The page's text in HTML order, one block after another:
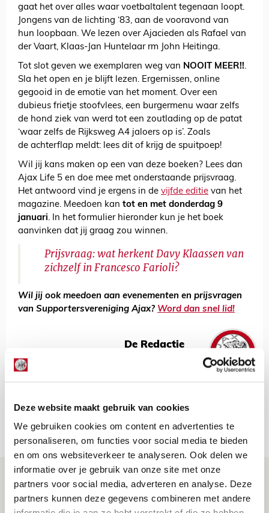
Deze website maakt gebruik van cookies
We gebruiken cookies om content en advertenties te
personaliseren, om functies voor social media te bieden
en om ons websiteverkeer te analyseren. Ook delen we
informatie over je gebruik van onze site met onze
partners voor social media, adverteren en analyse. Deze
partners kunnen deze gegevens combineren met andere
gaat het over alles waar voetbaltalent tegenaan loopt.
Jongens van de lichting ‘83, aan de vooravond van
hun loopbaan. We lezen over Ajacieden als Rafael van
der Vaart, Klaas-Jan Huntelaar rm John Heitinga.
Tot slot geven we exemplaren weg van NOOIT MEER!!.
Sla het open en je blijft lezen. Ergernissen, online
gegooid in de emotie van het moment. Over een
dubieus frietje stoofvlees, een burgermenu waar zelfs
de hond ziek van werd tot een zoutlading op de patat
‘waar zelfs de Rijksweg A4 jaloers op is’. Zoals
de achterflap meldt: lees dit of krijg de spuitpoep!
Wil jij kans maken op een van deze boeken? Lees dan
Ajax Life 5 en doe mee met onderstaande prijsvraag.
Het antwoord vind je ergens in de vijfde editie van het
magazine. Meedoen kan tot en met donderdag 9
januari. In het formulier hieronder kun je het boek
aanvinken dat jij graag zou winnen.
Prijsvraag: wat herkent Davy Klaassen van
zichzelf in Francesco Farioli?
Wil jij ook meedoen aan evenementen en prijsvragen
van Supportersvereniging Ajax? Word dan snel lid!
De Redactie
Bekijk alle berichten van De Redactie
Net binnen //
Drie dingen die je moet weten over PEC
Zwolle - Ajax